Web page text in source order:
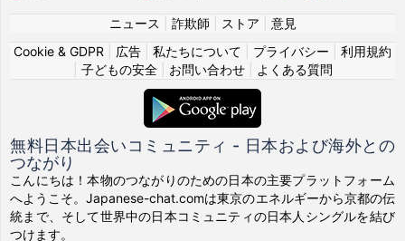
ニュース 詐欺師 ストア
意見
Cookie & GDPR
広告 私たちについて プライバシー
利用規約
子どもの安全| お問い合わせ| よくある質問
無料日本出会いコミュニティ - 日本および海外との
つながり
こんにちは！本物のつながりのための日本の主要プラットフォーム
へようこそ。Japanese-chat.comは東京のエネルギーから京都の伝
統まで、そして世界中の日本コミュニティの日本人シングルを結び
つけます。